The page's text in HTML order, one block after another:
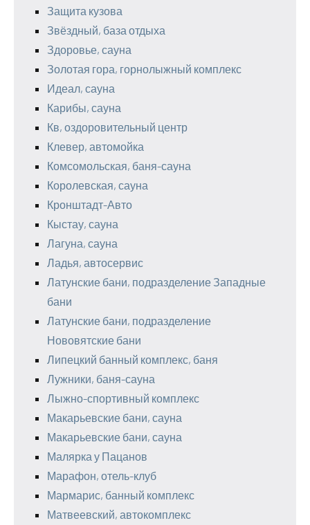
Защита кузова
Звёздный, база отдыха
Здоровье, сауна
Золотая гора, горнолыжный комплекс
Идеал, сауна
Карибы, сауна
Кв, оздоровительный центр
Клевер, автомойка
Комсомольская, баня-сауна
Королевская, сауна
Кронштадт-Авто
Кыстау, сауна
Лагуна, сауна
Ладья, автосервис
Латунские бани, подразделение Западные
бани
Латунские бани, подразделение
Нововятские бани
Липецкий банный комплекс, баня
Лужники, баня-сауна
Лыжно-спортивный комплекс
Макарьевские бани, сауна
Макарьевские бани, сауна
Малярка у Пацанов
Марафон, отель-клуб
Мармарис, банный комплекс
Матвеевский, автокомплекс